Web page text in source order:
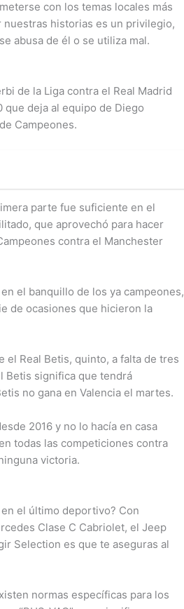
con los temas locales más
historias es un privilegio,
abusa de él o se utiliza mal.
de la Liga contra el Real Madrid
deja al equipo de Diego
Campeones.
parte fue suficiente en el
que aprovechó para hacer
contra el Manchester
el banquillo de los ya campeones,
de ocasiones que hicieron la
el Real Betis, quinto, a falta de tres
Betis significa que tendrá
no gana en Valencia el martes.
2016 y no lo hacía en casa
todas las competiciones contra
victoria.
el último deportivo? Con
Clase C Cabriolet, el Jeep
Selection es que te aseguras al
normas específicas para los